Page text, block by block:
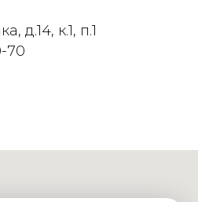
д.14, к.1, п.1
70